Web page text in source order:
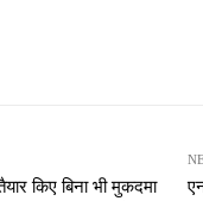
किए बिना भी मुकदमा